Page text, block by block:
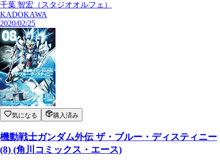
千葉 智宏（スタジオオルフェ）
KADOKAWA
2020/02/25
気になる 購入済み
機動戦士ガンダム外伝 ザ・ブルー・ディスティニー
(8) (角川コミックス・エース)